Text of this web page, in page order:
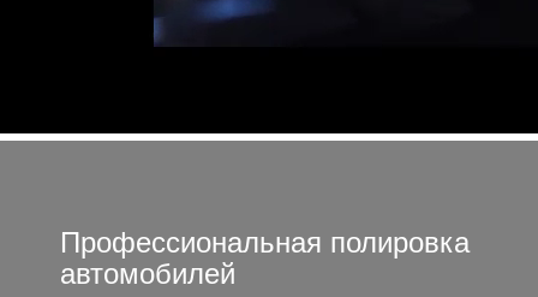
Профессиональная полировка
автомобилей